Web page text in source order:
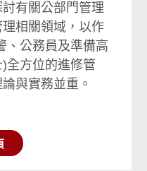
有關公部門管理
相關領域，以作
、公務員及準備高
全方位的進修管
與實務並重。